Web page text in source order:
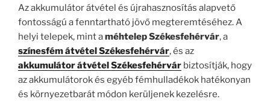
Az akkumulátor átvétel és újrahasznosítás alapvető
fontosságú a fenntartható jövő megteremtéséhez. A
helyi telepek, mint améhtelep Székesfehérvár, a
színesfém átvétel Székesfehérvár, és az
akkumulátor átvétel Székesfehérvár biztosítják, hogy
az akkumulátorok és egyéb fémhulladékok hatékonyan
és környezetbarát módon kerüljenek kezelésre.